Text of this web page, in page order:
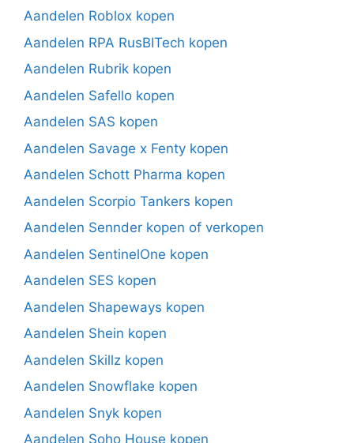
Aandelen Roblox kopen
Aandelen RPA RusBITech kopen
Aandelen Rubrik kopen
Aandelen Safello kopen
Aandelen SAS kopen
Aandelen Savage x Fenty kopen
Aandelen Schott Pharma kopen
Aandelen Scorpio Tankers kopen
Aandelen Sennder kopen of verkopen
Aandelen SentinelOne kopen
Aandelen SES kopen
Aandelen Shapeways kopen
Aandelen Shein kopen
Aandelen Skillz kopen
Aandelen Snowflake kopen
Aandelen Snyk kopen
Aandelen Soho House kopen